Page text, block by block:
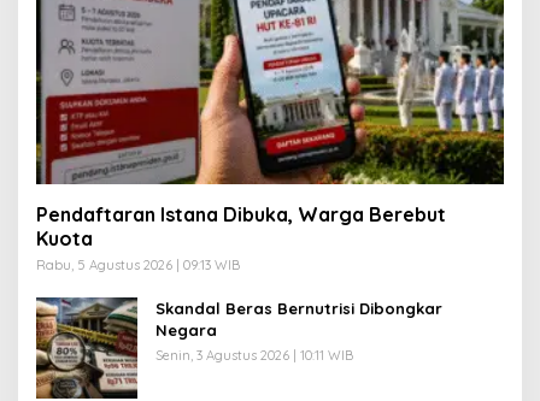
Pendaftaran Istana Dibuka, Warga Berebut
Kuota
Rabu, 5 Agustus 2026 | 09:13 WIB
Skandal Beras Bernutrisi Dibongkar
Negara
Senin, 3 Agustus 2026 | 10:11 WIB